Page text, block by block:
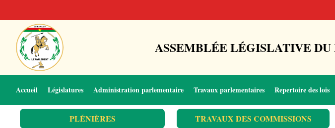
ASSEMBLÉE LÉGISLATIVE
Accueil Législatures Administration parlementaire Travaux parlementaires Repertoire des lois
PLÉNIÈRES TRAVAUX DES COMMISSIONS